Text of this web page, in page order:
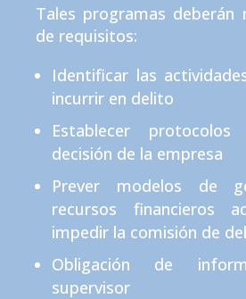
Tales programas deberán
de requisitos:
Identificar las
incurrir en delito
Establecer
decisión de la empresa
Prever modelos de
recursos financieros
impedir la comisión de
Obligación de
supervisor